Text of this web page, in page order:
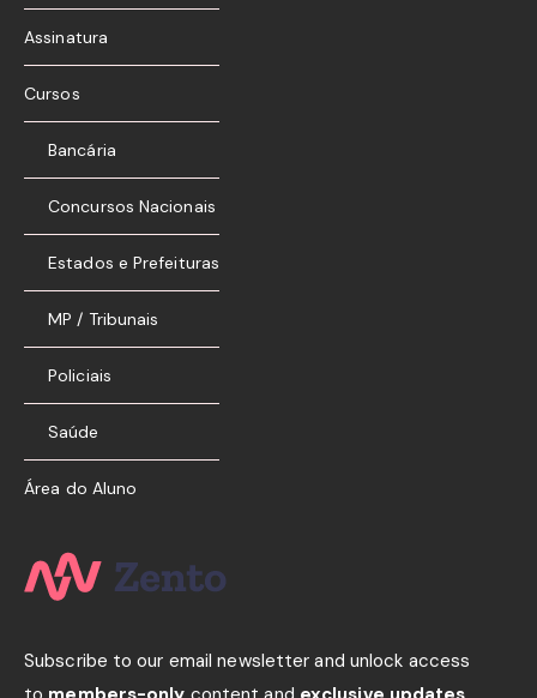
Assinatura
Cursos
Bancária
Concursos Nacionais
Estados e Prefeituras
MP / Tribunais
Policiais
Saúde
Área do Aluno
Subscribe to our email newsletter and unlock access